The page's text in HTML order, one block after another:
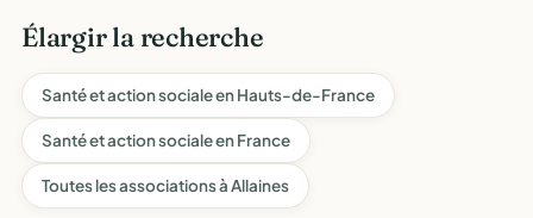
Élargir la recherche
Santé et action sociale en Hauts-de-France
Santé et action sociale en France
Toutes les associations à Allaines